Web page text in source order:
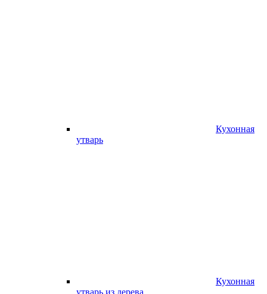
Кухонная
утварь
Кухонная
утварь из дерева